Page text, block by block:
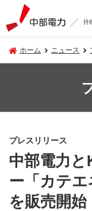
持
ホーム ニュース
プレスリリース
中部電力
ー「カテエ
を販売開始